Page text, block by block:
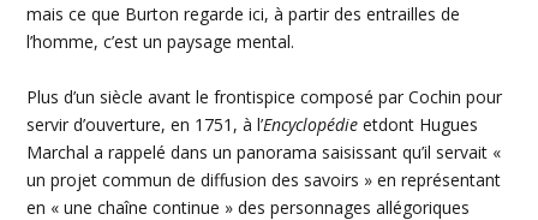
mais ce que Burton regarde ici, à partir des entrailles de
l’homme, c’est un paysage mental.
Plus d’un siècle avant le frontispice composé par Cochin pour
servir d’ouverture, en 1751, à l’Encyclopédie etdont Hugues
Marchal a rappelé dans un panorama saisissant qu’il servait «
un projet commun de diffusion des savoirs » en représentant
en « une chaîne continue » des personnages allégoriques